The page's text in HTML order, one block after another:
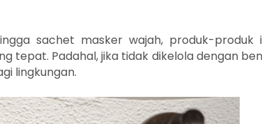
sachet masker wajah, produk-produk
tepat. Padahal, jika tidak dikelola dengan
lingkungan.